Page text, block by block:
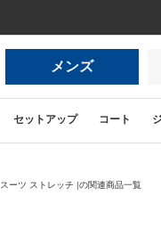
メンズ
セットアップ コート
スーツ ストレッチ |の関連商品一覧